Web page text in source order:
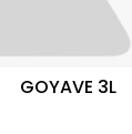
GOYAVE 3L